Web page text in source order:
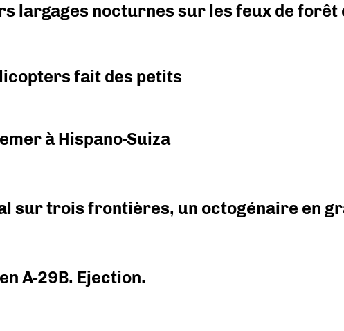
largages nocturnes sur les feux de forêt
fait des petits
à Hispano-Suiza
sur trois frontières, un octogénaire en
A-29B. Ejection.